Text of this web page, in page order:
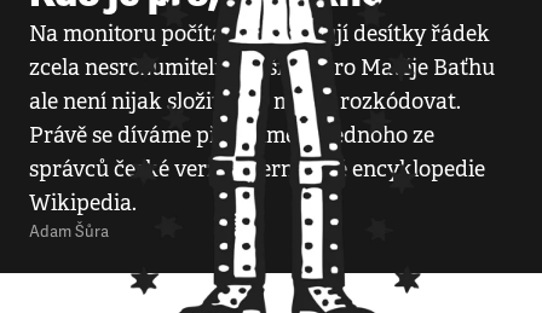
Na monitoru počítače naskakují desítky řádek
zcela nesrozumitelných šifer. Pro Matěje Baťhu
ale není nijak složité je v mžiku rozkódovat.
Právě se díváme přes rameno jednoho ze
správců české verze internetové encyklopedie
Wikipedia.
Adam Šůra